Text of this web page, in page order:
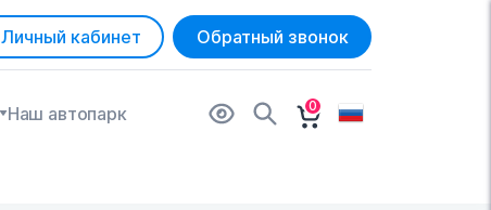
Личный кабинет Обратный звонок
Наш автопарк
0